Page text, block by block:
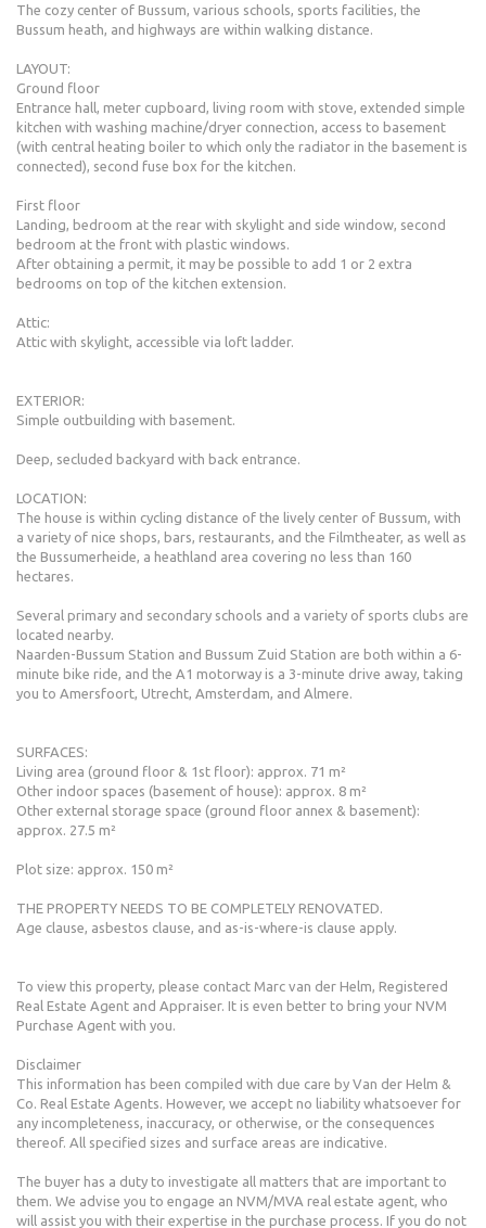
The cozy center of Bussum, various schools, sports facilities, the
Bussum heath, and highways are within walking distance.
LAYOUT:
Ground floor
Entrance hall, meter cupboard, living room with stove, extended simple
kitchen with washing machine/dryer connection, access to basement
(with central heating boiler to which only the radiator in the basement is
connected), second fuse box for the kitchen.
First floor
Landing, bedroom at the rear with skylight and side window, second
bedroom at the front with plastic windows.
After obtaining a permit, it may be possible to add 1 or 2 extra
bedrooms on top of the kitchen extension.
Attic:
Attic with skylight, accessible via loft ladder.
EXTERIOR:
Simple outbuilding with basement.
Deep, secluded backyard with back entrance.
LOCATION:
The house is within cycling distance of the lively center of Bussum, with
a variety of nice shops, bars, restaurants, and the Filmtheater, as well as
the Bussumerheide, a heathland area covering no less than 160
hectares.
Several primary and secondary schools and a variety of sports clubs are
located nearby.
Naarden-Bussum Station and Bussum Zuid Station are both within a 6-
minute bike ride, and the A1 motorway is a 3-minute drive away, taking
you to Amersfoort, Utrecht, Amsterdam, and Almere.
SURFACES:
Living area (ground floor & 1st floor): approx. 71 m²
Other indoor spaces (basement of house): approx. 8 m²
Other external storage space (ground floor annex & basement):
approx. 27.5 m²
Plot size: approx. 150 m²
THE PROPERTY NEEDS TO BE COMPLETELY RENOVATED.
Age clause, asbestos clause, and as-is-where-is clause apply.
To view this property, please contact Marc van der Helm, Registered
Real Estate Agent and Appraiser. It is even better to bring your NVM
Purchase Agent with you.
Disclaimer
This information has been compiled with due care by Van der Helm &
Co. Real Estate Agents. However, we accept no liability whatsoever for
any incompleteness, inaccuracy, or otherwise, or the consequences
thereof. All specified sizes and surface areas are indicative.
The buyer has a duty to investigate all matters that are important to
them. We advise you to engage an NVM/MVA real estate agent, who
will assist you with their expertise in the purchase process. If you do not